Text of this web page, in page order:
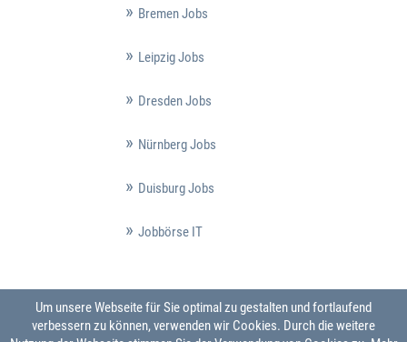
Bremen Jobs
Leipzig Jobs
Dresden Jobs
Nürnberg Jobs
Duisburg Jobs
Jobbörse IT
Um unsere Webseite für Sie optimal zu gestalten und fortlaufend
verbessern zu können, verwenden wir Cookies. Durch die weitere